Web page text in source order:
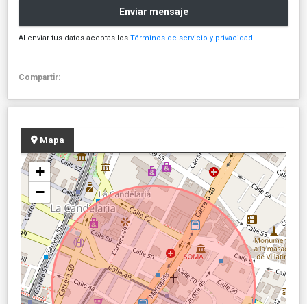
Enviar mensaje
Al enviar tus datos aceptas los Términos de servicio y privacidad
Compartir:
Mapa
+
−